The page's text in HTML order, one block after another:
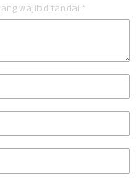
wajib ditandai *